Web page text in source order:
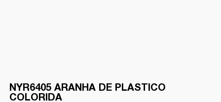
NYR6405 ARANHA DE PLASTICO
COLORIDA